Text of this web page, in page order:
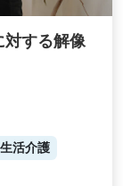
対する解像
生活介護